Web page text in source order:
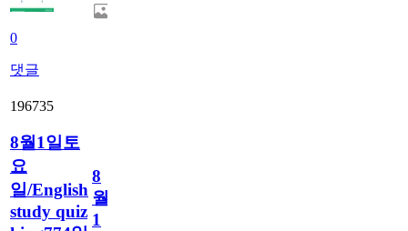
0
댓글
196735
8월1일토
요
일/English
study quiz
8
월
1